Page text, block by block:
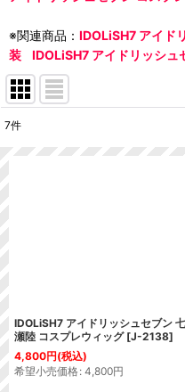
※関連商品： IDOLiSH7 アイド
装
IDOLiSH7 アイドリッシュ
7件
IDOLiSH7 アイドリッシュセブン 七
瀬陸 コスプレウィッグ [J-2138]
4,800円(税込)
希望小売価格: 4,800円